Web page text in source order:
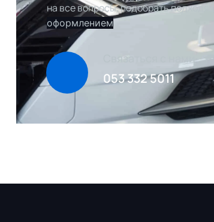
на все вопросы, подобрать
оформлением
Связаться с нами
053 332 5011